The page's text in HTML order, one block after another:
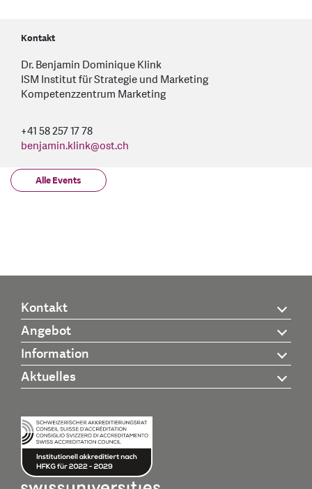
Kontakt
Dr. Benjamin Dominique Klink
ISM Institut für Strategie und Marketing
Kompetenzzentrum Marketing
+41 58 257 17 78
benjamin.klink@ost.ch
Alle Events
Kontakt
Angebot
Information
Aktuelles